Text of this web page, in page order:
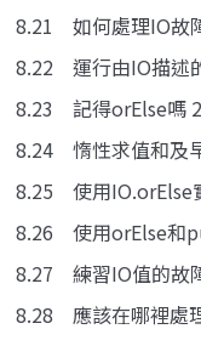
8.21 如何處理IO故
8.22 運行由IO描述
8.23 記得orElse嗎
8.24 惰性求值和及
8.25 使用IO.orElse
8.26 使用orElse和
8.27 練習IO值的故
8.28 應該在哪裡處